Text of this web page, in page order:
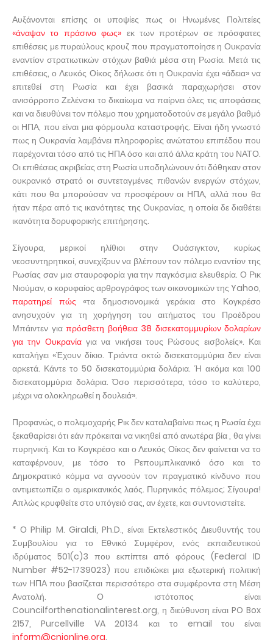
Αυξάνονται επίσης οι υποψίες πως οι Ηνωμένες Πολιτείες
«άναψαν το πράσινο φως» εκ των προτέρων σε πρόσφατες
επιθέσεις με πυραύλους κρουζ που πραγματοποίησε η Ουκρανία
εναντίον στρατιωτικών στόχων βαθιά μέσα στη Ρωσία. Μετά τις
επιθέσεις, ο Λευκός Οίκος δήλωσε ότι η Ουκρανία έχει «άδεια» να
επιτεθεί στη Ρωσία και έχει βασικά παραχωρήσει στον
ανισόρροπο Ζελένσκι το δικαίωμα να παίρνει όλες τις αποφάσεις
και να διευθύνει τον πόλεμο που χρηματοδοτούν σε μεγάλο βαθμό
οι ΗΠΑ, που είναι μια φόρμουλα καταστροφής. Είναι ήδη γνωστό
πως η Ουκρανία λαμβάνει πληροφορίες ανώτατου επιπέδου που
παρέχονται τόσο από τις ΗΠΑ όσο και από άλλα κράτη του ΝΑΤΟ.
Οι επιθέσεις ακριβείας στη Ρωσία υποδηλώνουν ότι δόθηκαν στον
ουκρανικό στρατό οι συντεταγμένες πιθανών ενεργών στόχων,
κάτι που θα μπορούσαν να προσφέρουν οι ΗΠΑ, αλλά που θα
ήταν πέρα ​​από τις ικανότητες της Ουκρανίας, η οποία δε διαθέτει
ικανότητα δορυφορικής επιτήρησης.
Σίγουρα, μερικοί ηλίθιοι στην Ουάσιγκτον, κυρίως
νεοσυντηρητικοί, συνεχίζουν να βλέπουν τον πόλεμο εναντίον της
Ρωσίας σαν μια σταυροφορία για την παγκόσμια ελευθερία. Ο Ρικ
Νιούμαν, ο κορυφαίος αρθρογράφος των οικονομικών της Yahoo,
παρατηρεί πώς«τα δημοσιονομικά γεράκια στο Κογκρέσο
ανησυχούν για τη χορήγηση του αιτήματος του Προέδρου
Μπάιντεν για πρόσθετη βοήθεια 38 δισεκατομμυρίων δολαρίων
για την Ουκρανίαγια να νικήσει τους Ρώσους εισβολείς». Και
καταλήγει «Έχουν δίκιο. Τριάντα οκτώ δισεκατομμύρια δεν είναι
αρκετά. Κάντε το 50 δισεκατομμύρια δολάρια. Ή ακόμα και 100
δισεκατομμύρια δολάρια. Όσο περισσότερα, τόσο το καλύτερο,
μέχρι να ολοκληρωθεί η δουλειά».
Προφανώς, ο πολεμοχαρής Ρικ δεν καταλαβαίνει πως η Ρωσία έχει
ξεκαθαρίσει ότι εάν πρόκειται να νικηθεί από ανωτέρα βία , θα γίνει
πυρηνική. Και το Κογκρέσο και ο Λευκός Οίκος δεν φαίνεται να το
καταφέρνουν, με τόσο το Ρεπουμπλικανικό όσο και το
Δημοκρατικό κόμμα να αγνοούν τον πραγματικό κίνδυνο που
αντιμετωπίζει ο αμερικανικός λαός. Πυρηνικός πόλεμος; Σίγουρα!
Απλώς κρυφθείτε στο υπόγειό σας, αν έχετε, και συντονιστείτε.
* Ο Philip M. Giraldi, Ph.D., είναι Εκτελεστικός Διευθυντής του
Συμβουλίου για το Εθνικό Συμφέρον, ενός εκπαιδευτικού
ιδρύματος 501(c)3 που εκπίπτει από φόρους (Federal ID
Number #52-1739023) που επιδιώκει μια εξωτερική πολιτική
των ΗΠΑ που βασίζεται περισσότερο στα συμφέροντα στη Μέση
Ανατολή. Ο ιστότοπος είναι
Councilforthenationalinterest.org, η διεύθυνση είναι PO Box
2157, Purcellville VA 20134 και το email του είναι
inform@cnionline.org.